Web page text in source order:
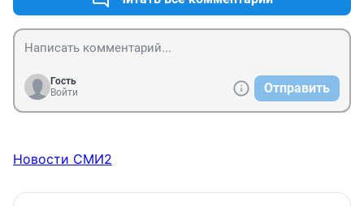
Гость
Войти
Отправить
Новости СМИ2